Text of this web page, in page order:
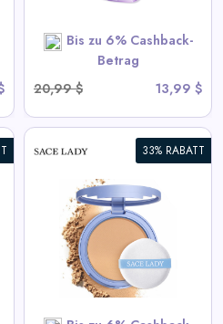
Bis zu 6% Cashback-
Betrag
20,99 $
13,99 $
33% RABATT